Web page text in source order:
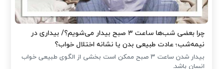
چرا بعضی شب‌ها ساعت ۳ صبح بیدار می‌شویم؟/ بیداری در
نیمه‌شب؛ عادت طبیعی بدن یا نشانه اختلال خواب؟
بیدار شدن ساعت ۳ صبح ممکن است بخشی از الگوی طبیعی خواب
انسان باشد.